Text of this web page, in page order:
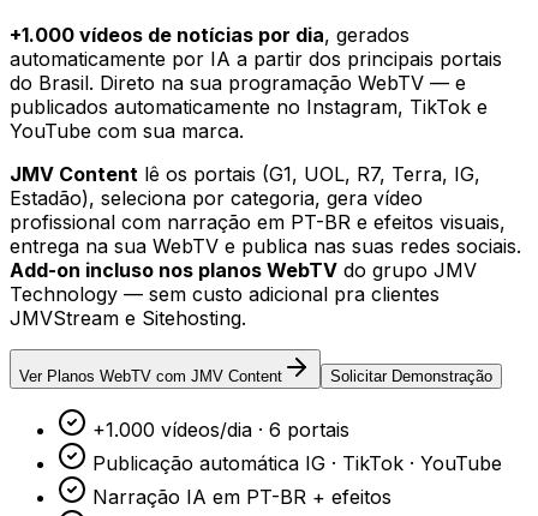
+1.000 vídeos de notícias por dia, gerados
automaticamente por IA a partir dos principais portais
do Brasil. Direto na sua programação WebTV — e
publicados automaticamente no Instagram, TikTok e
YouTube com sua marca.
JMV Content lê os portais (G1, UOL, R7, Terra, IG,
Estadão), seleciona por categoria, gera vídeo
profissional com narração em PT-BR e efeitos visuais,
entrega na sua WebTV e publica nas suas redes sociais.
Add-on incluso nos planos WebTV do grupo JMV
Technology — sem custo adicional pra clientes
JMVStream e Sitehosting.
Ver Planos WebTV com JMV Content Solicitar Demonstração
+1.000 vídeos/dia · 6 portais
Publicação automática IG · TikTok · YouTube
Narração IA em PT-BR + efeitos